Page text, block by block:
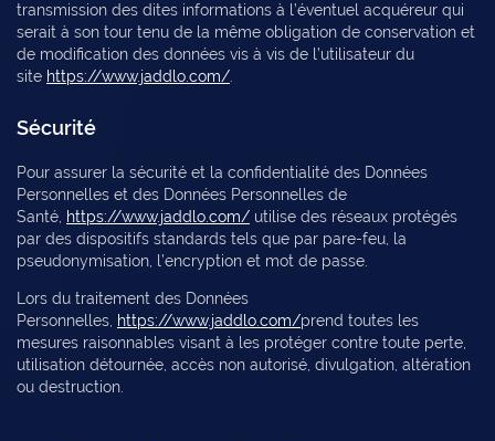
transmission des dites informations à l’éventuel acquéreur qui
serait à son tour tenu de la même obligation de conservation et
de modification des données vis à vis de l’utilisateur du
site https://www.jaddlo.com/.
Sécurité
Pour assurer la sécurité et la confidentialité des Données
Personnelles et des Données Personnelles de
Santé, https://www.jaddlo.com/ utilise des réseaux protégés
par des dispositifs standards tels que par pare-feu, la
pseudonymisation, l’encryption et mot de passe.
Lors du traitement des Données
Personnelles, https://www.jaddlo.com/prend toutes les
mesures raisonnables visant à les protéger contre toute perte,
utilisation détournée, accès non autorisé, divulgation, altération
ou destruction.